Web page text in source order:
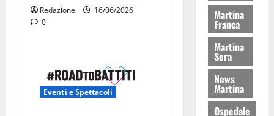
Redazione
16/06/2026
0
Eventi e Spettacoli
Martina
Franca
Martina
Sera
News
Martina
Ospedale